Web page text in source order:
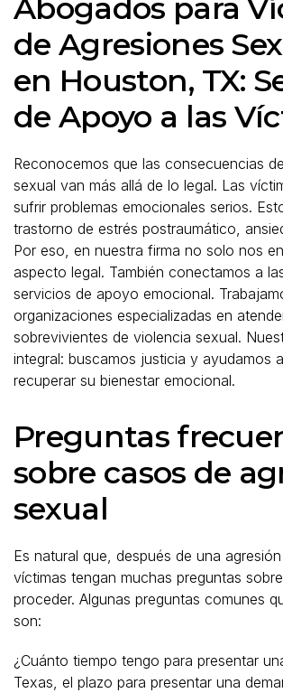
Abogados para
de Agresiones
en Houston, TX:
de Apoyo a las
Reconocemos que las consecuencias
sexual van más allá de lo legal. Las
sufrir problemas emocionales serios.
trastorno de estrés postraumático,
Por eso, en nuestra firma no solo nos
aspecto legal. También conectamos a
servicios de apoyo emocional.
organizaciones especializadas en
sobrevivientes de violencia sexual.
integral: buscamos justicia y ayudamos
recuperar su bienestar emocional.
Preguntas
sobre casos de
sexual
Es natural que, después de una
víctimas tengan muchas preguntas
proceder. Algunas preguntas comunes
son:
¿Cuánto tiempo tengo para presentar
Texas, el plazo para presentar una